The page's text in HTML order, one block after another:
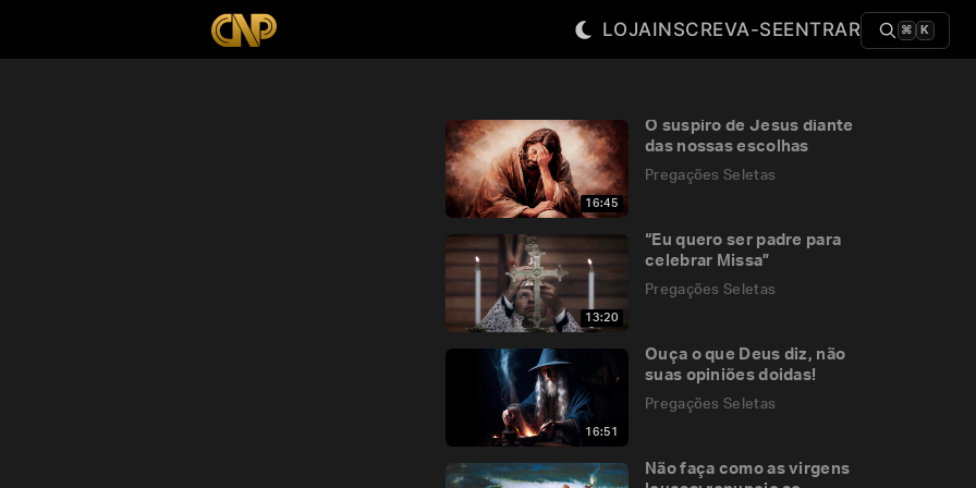
LOJAINSCREVA-SEENTRAR ⌘ K
16:45
O suspiro de Jesus diante
das nossas escolhas
Pregações Seletas
13:20
“Eu quero ser padre para
celebrar Missa”
Pregações Seletas
16:51
Ouça o que Deus diz, não
suas opiniões doidas!
Pregações Seletas
Não faça como as virgens